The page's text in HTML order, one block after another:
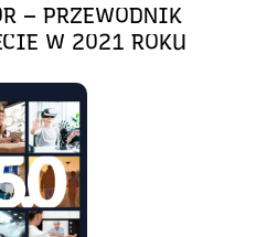
– PRZEWODNIK
W 2021 ROKU